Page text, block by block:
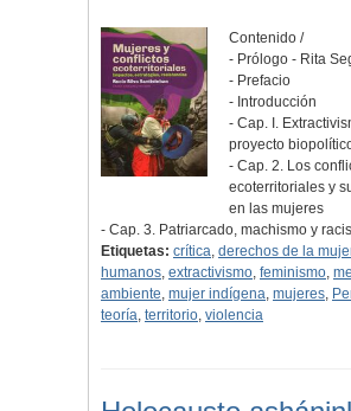
Contenido /
- Prólogo - Rita
- Prefacio
- Introducción
- Cap. I.
proyecto
- Cap. 2. Los
ecoterritoriales y
en las mujeres
- Cap. 3. Patriarcado, machismo y
Etiquetas: crítica, derechos de la
humanos, extractivismo, feminismo,
ambiente, mujer indígena, mujeres,
teoría, territorio, violencia